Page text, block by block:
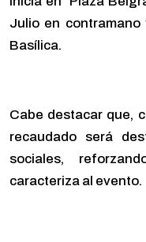
Julio en
Basílica.
Cabe destacar que,
recaudado será
sociales,
caracteriza al evento.